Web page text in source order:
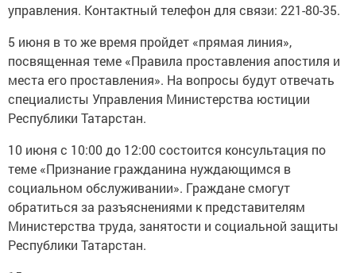
управления. Контактный телефон для связи: 221-80-35.
5 июня в то же время пройдет «прямая линия»,
посвященная теме «Правила проставления апостиля и
места его проставления». На вопросы будут отвечать
специалисты Управления Министерства юстиции
Республики Татарстан.
10 июня с 10:00 до 12:00 состоится консультация по
теме «Признание гражданина нуждающимся в
социальном обслуживании». Граждане смогут
обратиться за разъяснениями к представителям
Министерства труда, занятости и социальной защиты
Республики Татарстан.